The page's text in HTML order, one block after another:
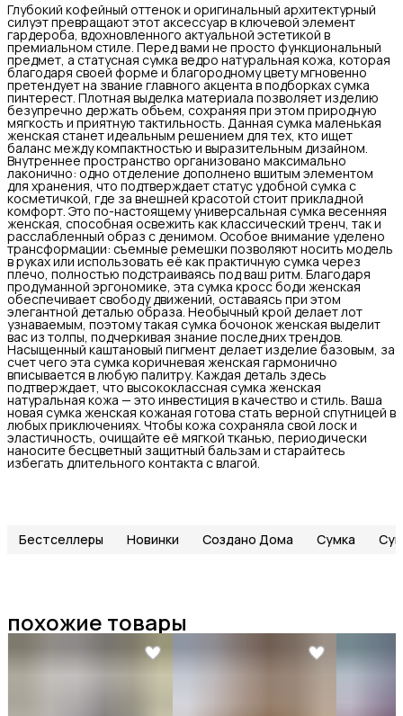
Глубокий кофейный оттенок и оригинальный архитектурный
силуэт превращают этот аксессуар в ключевой элемент
гардероба, вдохновленного актуальной эстетикой в
премиальном стиле. Перед вами не просто функциональный
предмет, а статусная сумка ведро натуральная кожа, которая
благодаря своей форме и благородному цвету мгновенно
претендует на звание главного акцента в подборках сумка
пинтерест. Плотная выделка материала позволяет изделию
безупречно держать объем, сохраняя при этом природную
мягкость и приятную тактильность. Данная сумка маленькая
женская станет идеальным решением для тех, кто ищет
баланс между компактностью и выразительным дизайном.
Внутреннее пространство организовано максимально
лаконично: одно отделение дополнено вшитым элементом
для хранения, что подтверждает статус удобной сумка с
косметичкой, где за внешней красотой стоит прикладной
комфорт. Это по-настоящему универсальная сумка весенняя
женская, способная освежить как классический тренч, так и
расслабленный образ с денимом. Особое внимание уделено
трансформации: съемные ремешки позволяют носить модель
в руках или использовать её как практичную сумка через
плечо, полностью подстраиваясь под ваш ритм. Благодаря
продуманной эргономике, эта сумка кросс боди женская
обеспечивает свободу движений, оставаясь при этом
элегантной деталью образа. Необычный крой делает лот
узнаваемым, поэтому такая сумка бочонок женская выделит
вас из толпы, подчеркивая знание последних трендов.
Насыщенный каштановый пигмент делает изделие базовым, за
счет чего эта сумка коричневая женская гармонично
вписывается в любую палитру. Каждая деталь здесь
подтверждает, что высококлассная сумка женская
натуральная кожа — это инвестиция в качество и стиль. Ваша
новая сумка женская кожаная готова стать верной спутницей в
любых приключениях. Чтобы кожа сохраняла свой лоск и
эластичность, очищайте её мягкой тканью, периодически
наносите бесцветный защитный бальзам и старайтесь
избегать длительного контакта с влагой.
Бестселлеры Новинки Создано Дома Сумка
похожие товары